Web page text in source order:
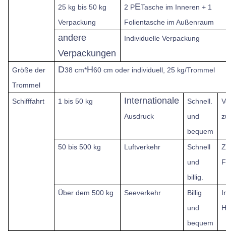
25 kg bis 50 kg
Verpackung
2 PETasche im Inneren + 1
Folientasche im Außenraum
andere
Verpackungen
Individuelle Verpackung
Größe der
Trommel
D38 cm*H60 cm oder individuell, 25 kg/Trommel
Schifffahrt 1 bis 50 kg Internationale
Ausdruck
Schnell.
und
bequem
50 bis 500 kg Luftverkehr
Schnell
und
billig.
Über dem 500 kg Seeverkehr
Billig
und
bequem